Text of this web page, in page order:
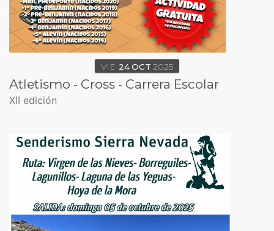
VIE 24OCT 2025
Atletismo - Cross - Carrera Escolar
XII edición